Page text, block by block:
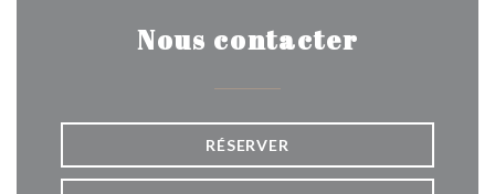
Nous contacter
RÉSERVER